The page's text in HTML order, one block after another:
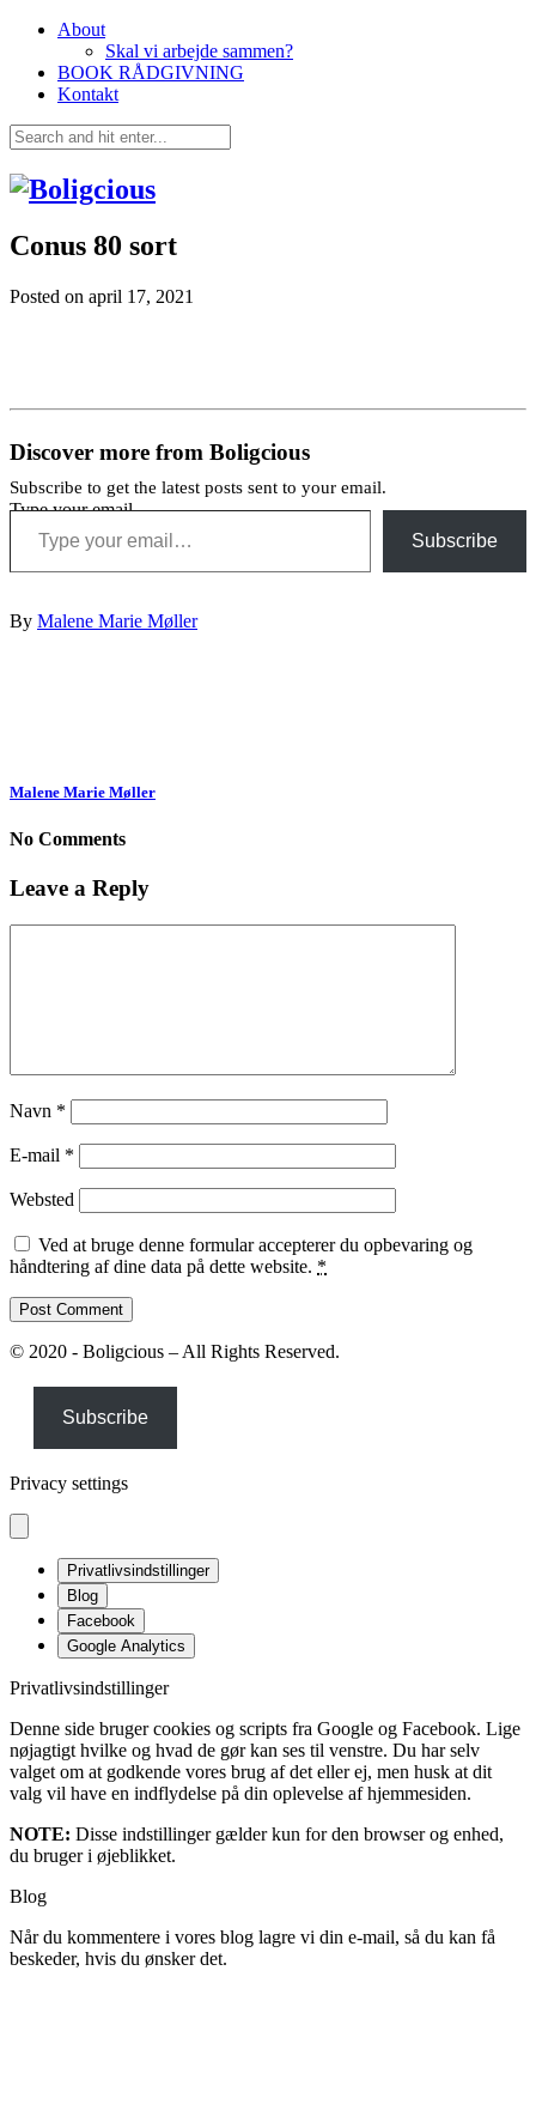
About
Skal vi arbejde sammen?
BOOK RÅDGIVNING
Kontakt
Conus 80 sort
Posted on april 17, 2021
Discover more from Boligcious
Subscribe to get the latest posts sent to your email.
Type your email…
Subscribe
By Malene Marie Møller
Malene Marie Møller
No Comments
Leave a Reply
Navn *
E-mail *
Websted
Ved at bruge denne formular accepterer du opbevaring og
håndtering af dine data på dette website. *
© 2020 - Boligcious – All Rights Reserved.
Subscribe
Privacy settings
Privatlivsindstillinger
Blog
Facebook
Google Analytics
Privatlivsindstillinger
Denne side bruger cookies og scripts fra Google og Facebook. Lige
nøjagtigt hvilke og hvad de gør kan ses til venstre. Du har selv
valget om at godkende vores brug af det eller ej, men husk at dit
valg vil have en indflydelse på din oplevelse af hjemmesiden.
NOTE: Disse indstillinger gælder kun for den browser og enhed,
du bruger i øjeblikket.
Blog
Når du kommentere i vores blog lagre vi din e-mail, så du kan få
beskeder, hvis du ønsker det.